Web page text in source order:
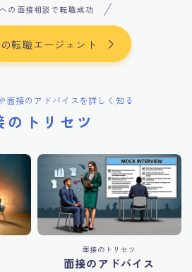
の面接相談で転職成功
転職エージェント
面接のアドバイスを詳しく知る
のトリセツ
面接のトリセツ
面接のアドバイス